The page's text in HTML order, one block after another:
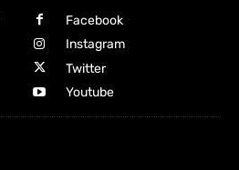
Facebook
Instagram
Twitter
Youtube